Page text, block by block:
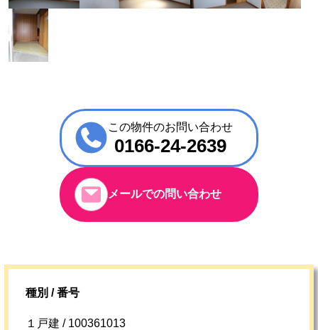
この物件のお問い合わせ
0166-24-2639
メールでの問い合わせ
種別 / 番号
１戸建 / 100361013